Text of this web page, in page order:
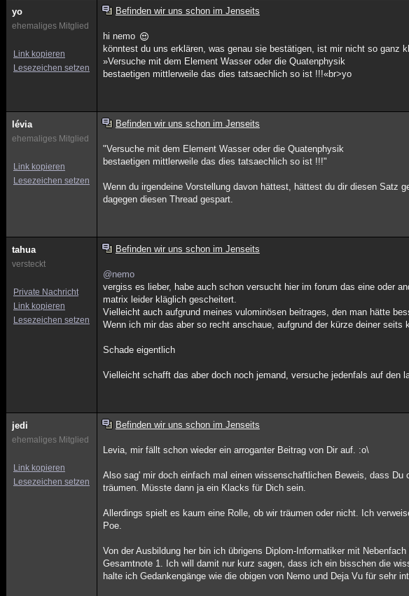
yo
ehemaliges Mitglied
Link kopieren
Lesezeichen setzen
Befinden wir uns schon im Jenseits
hi nemo
könntest du uns erklären, was genau sie bestätigen, ist mir nicht so ganz
»Versuche mit dem Element Wasser oder die Quatenphysik
bestaetigen mittlerweile das dies tatsaechlich so ist !!!«br>yo
lévia
ehemaliges Mitglied
Link kopieren
Lesezeichen setzen
Befinden wir uns schon im Jenseits
"Versuche mit dem Element Wasser oder die Quatenphysik
bestaetigen mittlerweile das dies tatsaechlich so ist !!!"
Wenn du irgendeine Vorstellung davon hättest, hättest du dir diesen Satz
dagegen diesen Thread gespart.
tahua
versteckt
Private Nachricht
Link kopieren
Lesezeichen setzen
Befinden wir uns schon im Jenseits
@nemo
vergiss es lieber, habe auch schon versucht hier im forum das eine oder
matrix leider kläglich gescheitert.
Vielleicht auch aufgrund meines vulominösen beitrages, den man hätte
Wenn ich mir das aber so recht anschaue, aufgrund der kürze deiner seits
Schade eigentlich
Vielleicht schafft das aber doch noch jemand, versuche jedenfals auf den
jedi
ehemaliges Mitglied
Link kopieren
Lesezeichen setzen
Befinden wir uns schon im Jenseits
Levia, mir fällt schon wieder ein arroganter Beitrag von Dir auf. :o\
Also sag' mir doch einfach mal einen wissenschaftlichen Beweis, dass
träumen. Müsste dann ja ein Klacks für Dich sein.
Allerdings spielt es kaum eine Rolle, ob wir träumen oder nicht. Ich
Poe.
Von der Ausbildung her bin ich übrigens Diplom-Informatiker mit
Gesamtnote 1. Ich will damit nur kurz sagen, dass ich ein bisschen die
halte ich Gedankengänge wie die obigen von Nemo und Deja Vu für sehr